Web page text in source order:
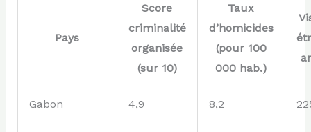
Pays
Score
criminalité
organisée
(sur 10)
Taux
d’homicides
(pour 100
000 hab.)
Gabon 4,9 8,2